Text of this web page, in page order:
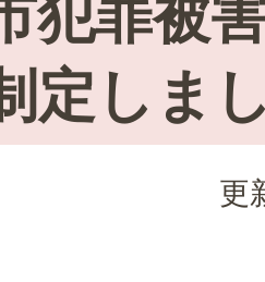
犯罪被
定しま
更